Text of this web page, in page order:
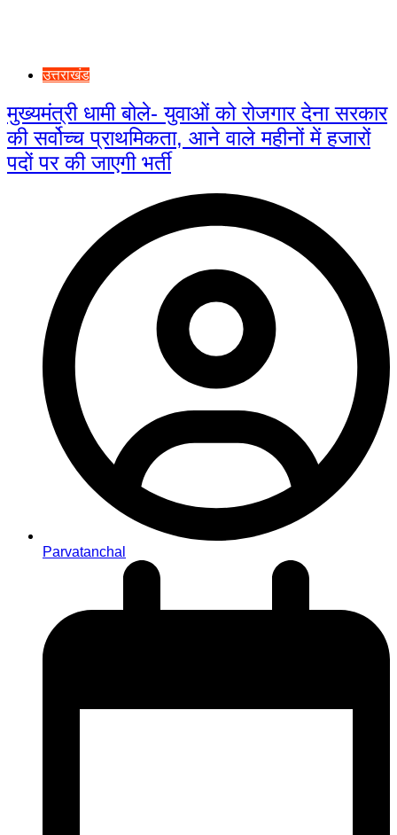
उत्तराखंड
मुख्यमंत्री धामी बोले- युवाओं को रोजगार देना सरकार
की सर्वोच्च प्राथमिकता, आने वाले महीनों में हजारों
पदों पर की जाएगी भर्ती
Parvatanchal